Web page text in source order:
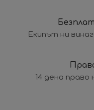
Екипът ни
14 дена